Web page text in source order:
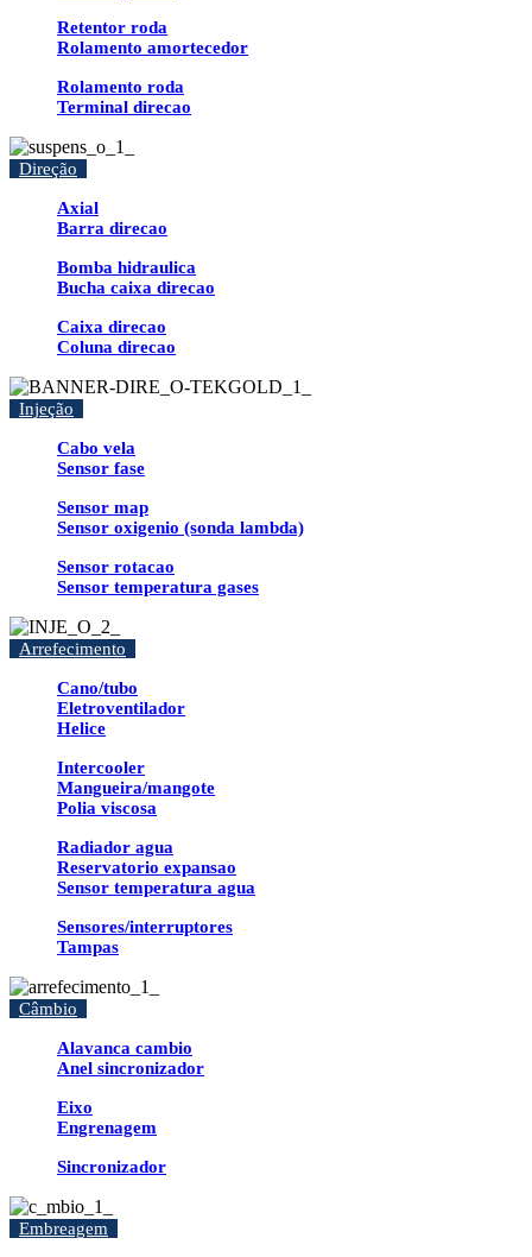
Retentor roda
Rolamento amortecedor
Rolamento roda
Terminal direcao
Direção
Axial
Barra direcao
Bomba hidraulica
Bucha caixa direcao
Caixa direcao
Coluna direcao
Injeção
Cabo vela
Sensor fase
Sensor map
Sensor oxigenio (sonda lambda)
Sensor rotacao
Sensor temperatura gases
Arrefecimento
Cano/tubo
Eletroventilador
Helice
Intercooler
Mangueira/mangote
Polia viscosa
Radiador agua
Reservatorio expansao
Sensor temperatura agua
Sensores/interruptores
Tampas
Câmbio
Alavanca cambio
Anel sincronizador
Eixo
Engrenagem
Sincronizador
Embreagem